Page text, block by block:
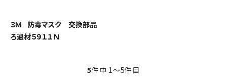
３Ｍ 防毒マスク 交換部品
ろ過材５９１１Ｎ
5件中 1〜5件目